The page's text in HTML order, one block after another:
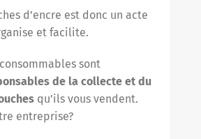
d’encre est donc un acte
et facilite.
sont
de la collecte et du
qu’ils vous vendent.
entreprise?